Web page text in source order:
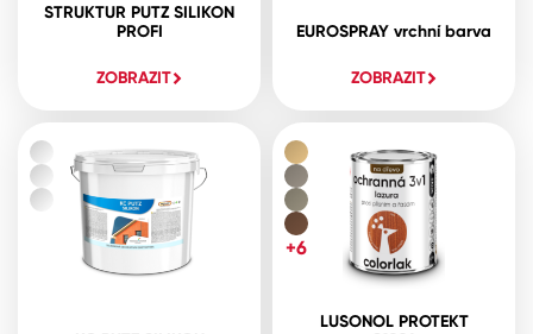
STRUKTUR PUTZ SILIKON
PROFI
ZOBRAZIT
EUROSPRAY vrchní barva
ZOBRAZIT
LUSONOL PROTEKT
+6